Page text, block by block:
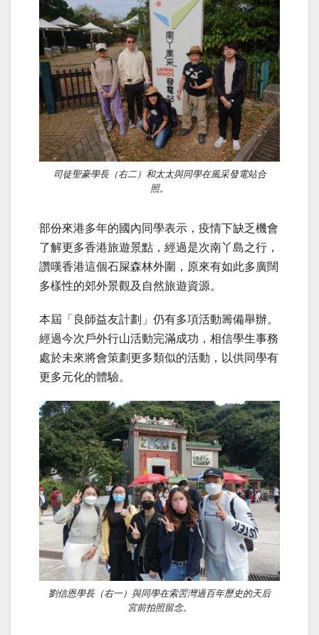
司徒聖豪學長（右二）和太太與同學在風采發電站合
照。
部份來港多年的國內同學表示，疫情下缺乏機會
了解更多香港旅遊景點，經過是次南丫島之行，
讚嘆香港這個石屎森林外圍，原來有如此多廣闊
多樣性的郊外景觀及自然旅遊資源。
本屆「良師益友計劃」仍有多項活動籌備舉辦。
經過今次戶外行山活動完滿成功，相信學生事務
處於未來將會策劃更多類似的活動，以供同學有
更多元化的體驗。
劉信恩學長（右一）與同學在索罟灣過百年歷史的天后
宮前拍照留念。